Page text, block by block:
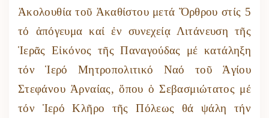
Ἀκολουθία τοῦ Ἀκαθίστου μετά Ὄρθρου στίς 5
τό ἀπόγευμα καί ἐν συνεχείᾳ Λιτάνευση τῆς
Ἱερᾶς Εἰκόνος τῆς Παναγούδας μέ κατάληξη
τόν Ἱερό Μητροπολιτικό Ναό τοῦ Ἁγίου
Στεφάνου Ἀρναίας, ὅπου ὁ Σεβασμιώτατος μέ
τόν Ἱερό Κλῆρο τῆς Πόλεως θά ψάλη τήν